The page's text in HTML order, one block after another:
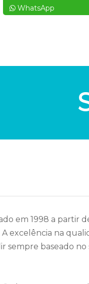
WhatsApp
em 1998 a partir
excelência na
sempre baseado no